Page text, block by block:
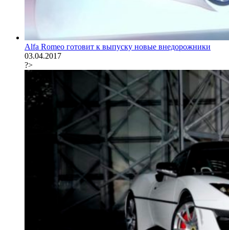
Alfa Romeo готовит к выпуску новые внедорожники
03.04.2017
?>